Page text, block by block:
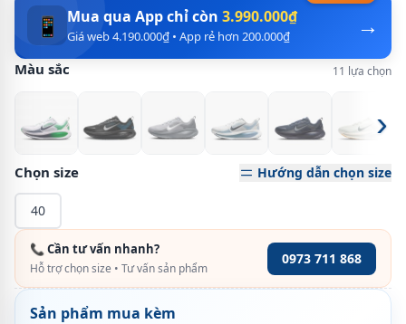
→
📱 Mua qua App chỉ còn 3.990.000₫
Giá web 4.190.000₫ • App rẻ hơn 200.000₫
Màu sắc 11 lựa chọn
›
Chọn size Hướng dẫn chọn size
40
📞 Cần tư vấn nhanh?
Hỗ trợ chọn size • Tư vấn sản phẩm
0973 711 868
Sản phẩm mua kèm